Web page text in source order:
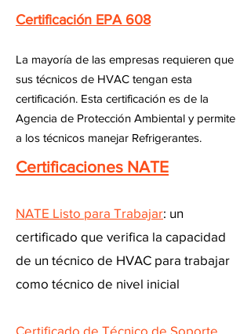
Certificación EPA 608
La mayoría de las empresas requieren que
sus técnicos de HVAC tengan esta
certificación. Esta certificación es de la
Agencia de Protección Ambiental y permite
a los técnicos manejar Refrigerantes.
Certificaciones NATE
NATE Listo para Trabajar: un
certificado que verifica la capacidad
de un técnico de HVAC para trabajar
como técnico de nivel inicial
Certificado de Técnico de Soporte